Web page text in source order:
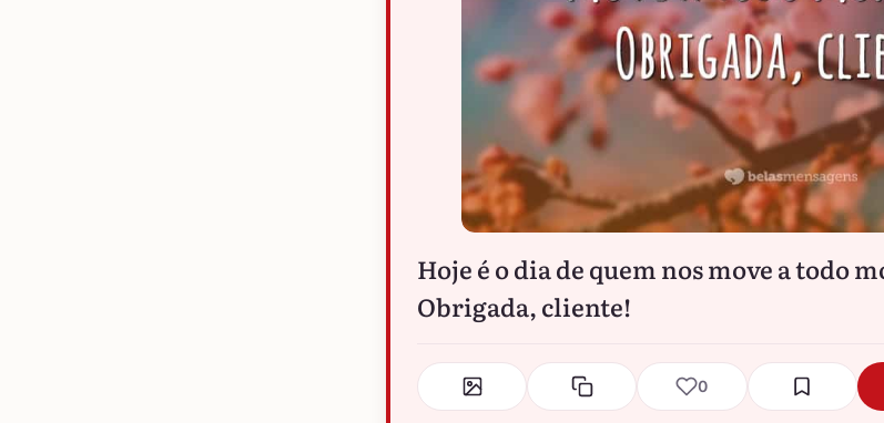
Hoje é o dia de quem nos move a todo
Obrigada, cliente!
0